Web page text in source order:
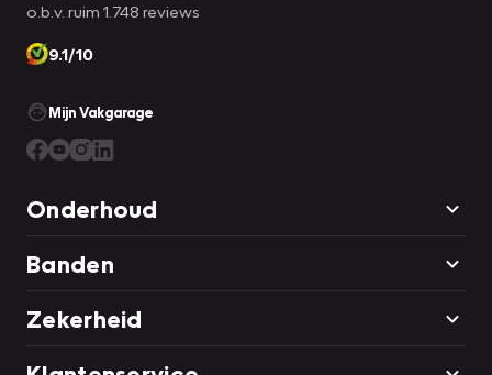
o.b.v. ruim 1.748 reviews
9.1/10
Mijn Vakgarage
Onderhoud
Banden
Zekerheid